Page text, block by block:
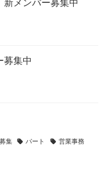
新メンバー募集中
募集中
集 パート
営業事務